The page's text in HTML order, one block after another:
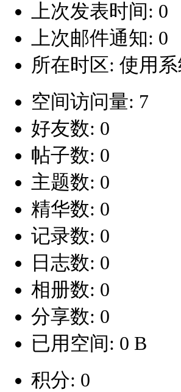
上次发表时间: 0
上次邮件通知: 0
所在时区: 使用
空间访问量: 7
好友数: 0
帖子数: 0
主题数: 0
精华数: 0
记录数: 0
日志数: 0
相册数: 0
分享数: 0
已用空间: 0 B
积分: 0